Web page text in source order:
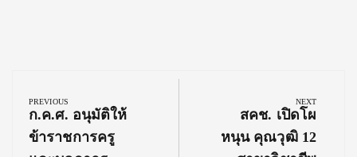
navigation
PREVIOUS
Previous
Post:
ก.ค.ศ. อนุมัติให้
ข้าราชการครู
NEXT
Next
Post:
สคช. เปิดโผ
หนุน คุณวุฒิ 12